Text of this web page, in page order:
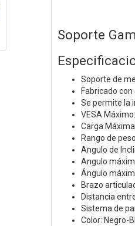
Soporte
Soporte de
Fabricado
Se permite la
VESA
Carga
Rango de
Angulo de
Angulo
Ángulo
Brazo
Distancia
Sistema de
Color: Negro-